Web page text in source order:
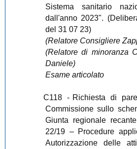
Sistema sanitario
dall'anno 2023".
del 31 07 23)
(Relatore Consigliere
(Relatore di minoranza
Daniele)
Esame articolato
C118- Richiesta di
Commissione sullo
Giunta regionale
22/19 – Procedure
Autorizzazione delle